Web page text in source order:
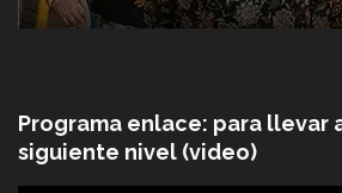
Programa enlace: para llevar
siguiente nivel (video)